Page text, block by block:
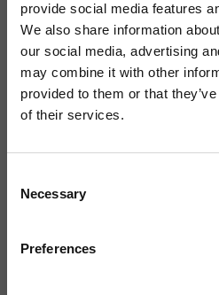
provide social media features
We also share information
our social media, advertising
may combine it with other
provided to them or that
of their services.
Selection
Necessary
Preferences
Sabato 5 Maggio,
un’associazione che per
1993) molto ha dato a
enogastronomica, la
del Vino, costituita con
Serenza, presso la
ISCRIVITI ALLA
Resta aggiornato su tutte le